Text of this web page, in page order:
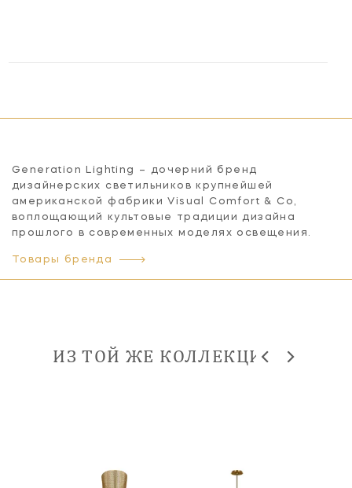
Generation Lighting – дочерний бренд
дизайнерских светильников крупнейшей
американской фабрики Visual Comfort & Co,
воплощающий культовые традиции дизайна
прошлого в современных моделях освещения.
Товары бренда
ИЗ ТОЙ ЖЕ КОЛЛЕКЦИИ